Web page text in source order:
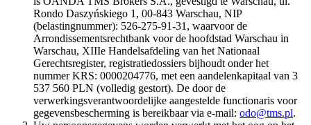
Rondo Daszyńskiego 1, 00-843 Warschau, NIP
(belastingnummer): 526-275-91-31, waarvoor de
Arrondissementsrechtbank voor de hoofdstad Warschau in
Warschau, XIIIe Handelsafdeling van het Nationaal
Gerechtsregister, registratiedossiers bijhoudt onder het
nummer KRS: 0000204776, met een aandelenkapitaal van 3
537 560 PLN (volledig gestort). De door de
verwerkingsverantwoordelijke aangestelde functionaris voor
gegevensbescherming is bereikbaar via e-mail: odo@tms.pl.